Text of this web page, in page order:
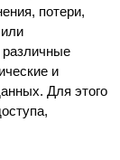
потери,
различные
и
Для этого